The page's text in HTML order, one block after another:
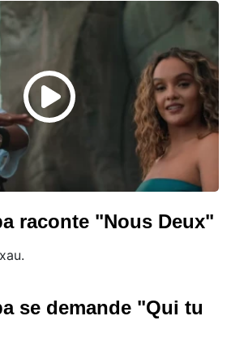
raconte "Nous Deux"
se demande "Qui tu